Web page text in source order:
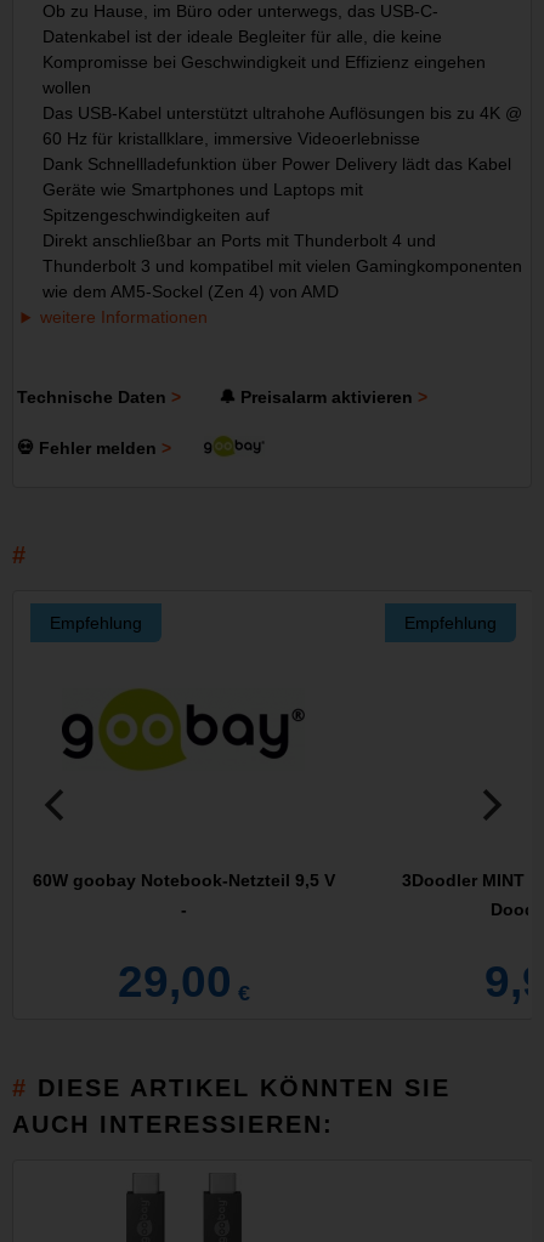
Ob zu Hause, im Büro oder unterwegs, das USB-C-
Datenkabel ist der ideale Begleiter für alle, die keine
Kompromisse bei Geschwindigkeit und Effizienz eingehen
wollen
Das USB-Kabel unterstützt ultrahohe Auflösungen bis zu 4K @
60 Hz für kristallklare, immersive Videoerlebnisse
Dank Schnellladefunktion über Power Delivery lädt das Kabel
Geräte wie Smartphones und Laptops mit
Spitzengeschwindigkeiten auf
Direkt anschließbar an Ports mit Thunderbolt 4 und
Thunderbolt 3 und kompatibel mit vielen Gamingkomponenten
wie dem AM5-Sockel (Zen 4) von AMD
weitere Informationen
Technische Daten 🔔 Preisalarm aktivieren
💀 Fehler melden
Empfehlung
60W goobay Notebook-Netzteil 9,5 V
-
29,00 €
Empfehlung
3Doodler MINT
DIESE ARTIKEL KÖNNTEN SIE
AUCH INTERESSIEREN: